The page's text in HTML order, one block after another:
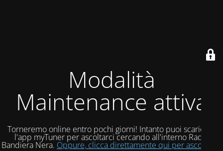
Modalità
Maintenance attiva
Torneremo online entro pochi giorni! Intanto puoi scaricare
l'app myTuner per ascoltarci cercando all'interno Radio
Bandiera Nera. Oppure, clicca direttamente qui per ascoltarci!